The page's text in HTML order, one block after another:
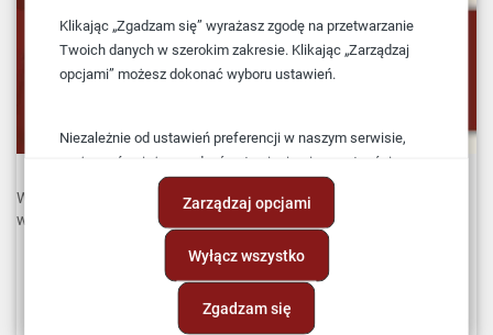
Klikając „Zgadzam się” wyrażasz zgodę na przetwarzanie
Twoich danych w szerokim zakresie. Klikając „Zarządzaj
opcjami” możesz dokonać wyboru ustawień.
Niezależnie od ustawień preferencji w naszym serwisie,
możesz również zarządzać ustawieniami prywatności
swojej przeglądarki. Więcej informacji o przetwarzaniu
danych znajdziesz wPolityce prywatności.
Zarządzaj opcjami
Wyłącz wszystko
Zgadzam się
W najnowszym numerzeBiuletynu FLAGA Nr 30(54)
wrzesień 2021:
Proporzec pamiątkowy dla Muzeum Wojska Polskiego
Polskie sztandary wojskowe, proporce i proporczyki z
symboliką trupiej główki
Chorągiew Wojska Polskiego